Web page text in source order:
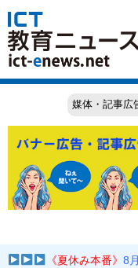
媒体・記事広
《夏休み本番》8